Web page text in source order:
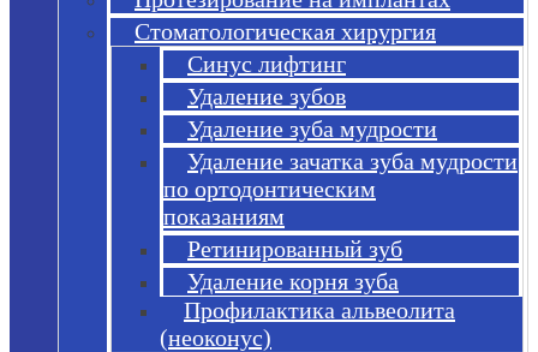
Стоматологическая хирургия
Синус лифтинг
Удаление зубов
Удаление зуба мудрости
Удаление зачатка зуба мудрости
по ортодонтическим
показаниям
Ретинированный зуб
Удаление корня зуба
Профилактика альвеолита
(неоконус)